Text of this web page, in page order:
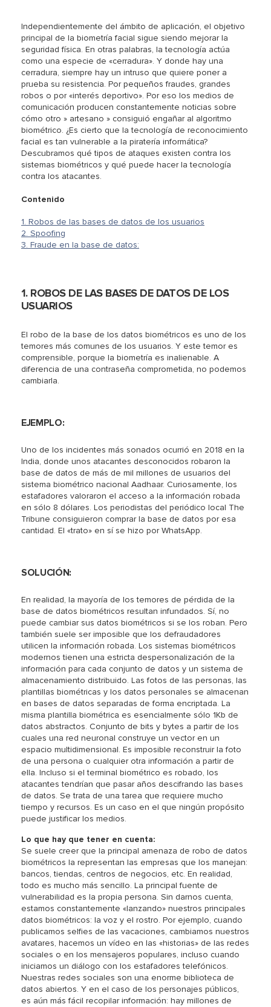
Independientemente del ámbito de aplicación, el objetivo
principal de la biometría facial sigue siendo mejorar la
seguridad física. En otras palabras, la tecnología actúa
como una especie de «cerradura». Y donde hay una
cerradura, siempre hay un intruso que quiere poner a
prueba su resistencia. Por pequeños fraudes, grandes
robos o por «interés deportivo». Por eso los medios de
comunicación producen constantemente noticias sobre
cómo otro » artesano » consiguió engañar al algoritmo
biométrico. ¿Es cierto que la tecnología de reconocimiento
facial es tan vulnerable a la piratería informática?
Descubramos qué tipos de ataques existen contra los
sistemas biométricos y qué puede hacer la tecnología
contra los atacantes.
Contenido
1. Robos de las bases de datos de los usuarios
2. Spoofing
3. Fraude en la base de datos:
1. ROBOS DE LAS BASES DE DATOS DE LOS
USUARIOS
El robo de la base de los datos biométricos es uno de los
temores más comunes de los usuarios. Y este temor es
comprensible, porque la biometría es inalienable. A
diferencia de una contraseña comprometida, no podemos
cambiarla.
EJEMPLO:
Uno de los incidentes más sonados ocurrió en 2018 en la
India, donde unos atacantes desconocidos robaron la
base de datos de más de mil millones de usuarios del
sistema biométrico nacional Aadhaar. Curiosamente, los
estafadores valoraron el acceso a la información robada
en sólo 8 dólares. Los periodistas del periódico local The
Tribune consiguieron comprar la base de datos por esa
cantidad. El «trato» en sí se hizo por WhatsApp.
SOLUCIÓN:
En realidad, la mayoría de los temores de pérdida de la
base de datos biométricos resultan infundados. Sí, no
puede cambiar sus datos biométricos si se los roban. Pero
también suele ser imposible que los defraudadores
utilicen la información robada. Los sistemas biométricos
modernos tienen una estricta despersonalización de la
información para cada conjunto de datos y un sistema de
almacenamiento distribuido. Las fotos de las personas, las
plantillas biométricas y los datos personales se almacenan
en bases de datos separadas de forma encriptada. La
misma plantilla biométrica es esencialmente sólo 1Kb de
datos abstractos. Conjunto de bits y bytes a partir de los
cuales una red neuronal construye un vector en un
espacio multidimensional. Es imposible reconstruir la foto
de una persona o cualquier otra información a partir de
ella. Incluso si el terminal biométrico es robado, los
atacantes tendrían que pasar años descifrando las bases
de datos. Se trata de una tarea que requiere mucho
tiempo y recursos. Es un caso en el que ningún propósito
puede justificar los medios.
Lo que hay que tener en cuenta:
Se suele creer que la principal amenaza de robo de datos
biométricos la representan las empresas que los manejan:
bancos, tiendas, centros de negocios, etc. En realidad,
todo es mucho más sencillo. La principal fuente de
vulnerabilidad es la propia persona. Sin darnos cuenta,
estamos constantemente «lanzando» nuestros principales
datos biométricos: la voz y el rostro. Por ejemplo, cuando
publicamos selfies de las vacaciones, cambiamos nuestros
avatares, hacemos un vídeo en las «historias» de las redes
sociales o en los mensajeros populares, incluso cuando
iniciamos un diálogo con los estafadores telefónicos.
Nuestras redes sociales son una enorme biblioteca de
datos abiertos. Y en el caso de los personajes públicos,
es aún más fácil recopilar información: hay millones de